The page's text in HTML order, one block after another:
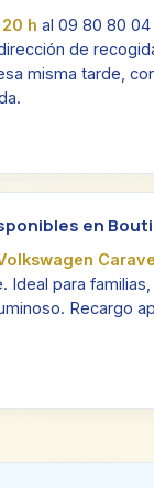
h al 09 80 80 04
de
misma tarde,
en
Ideal para
Recargo